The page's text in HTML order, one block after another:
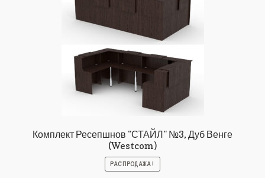
Комплект Ресепшнов "СТАЙЛ" №3, Дуб Венге
(Westcom)
РАСПРОДАЖА!